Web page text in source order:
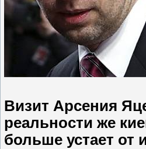
Визит Арсения
реальности же
больше устает от